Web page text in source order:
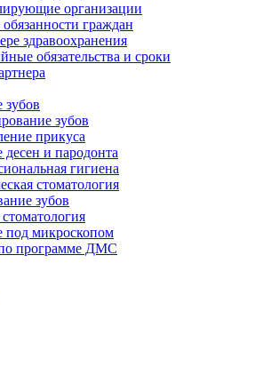
организации
граждан
здравоохранения
обязательства и сроки
зубов
зубов
прикуса
десен и пародонта
гигиена
стоматология
зубов
под микроскопом
программе ДМС